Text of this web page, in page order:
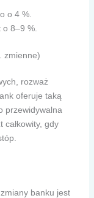
o 4 %.
o 8–9 %.
zmienne)
rozważ
oferuje taką
przewidywalna
gdy
banku jest